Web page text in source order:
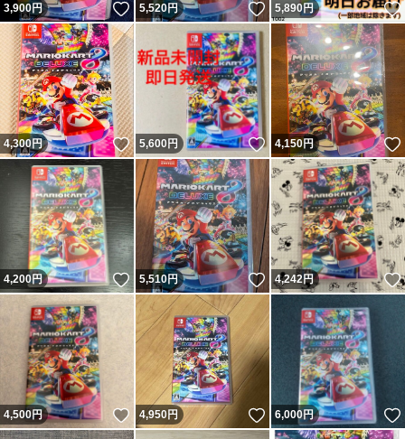
3,900円 いいね！
5,520円 いいね！
5,890円
4,300円 いいね！
5,600円 いいね！
4,150円
4,200円 いいね！
5,510円 いいね！
4,242円
4,500円 いいね！
4,950円 いいね！
6,000円